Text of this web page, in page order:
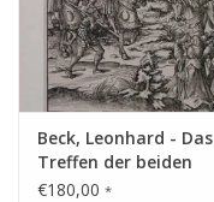
Beck, Leonhard - Das
Treffen der beiden
Könige
€180,00 *